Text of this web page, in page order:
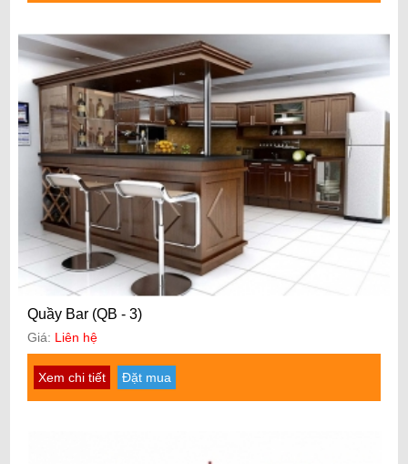
Quầy Bar (QB - 3)
Giá: Liên hệ
Xem chi tiết Đặt mua